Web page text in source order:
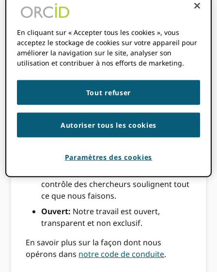
Chacun de ORCIDLes employés de
Nous croyons et fonctionnons selon nos
trois valeurs principales, ORCID s'efforce
d'être :
en collaboration, impliquant notre
personnel, notre conseil
d'administration, ceux qui soutiennent
travail. Nous avons une vision globale.
contrôle des chercheurs soulignent tout
ce que nous faisons.
Ouvert: Notre travail est ouvert,
transparent et non exclusif.
En savoir plus sur la façon dont nous
opérons dans notre code de conduite.
En cliquant sur « Accepter tous les cookies », vous
acceptez le stockage de cookies sur votre appareil pour
améliorer la navigation sur le site, analyser son
utilisation et contribuer à nos efforts de marketing.
Tout refuser
Autoriser tous les cookies
Paramètres des cookies